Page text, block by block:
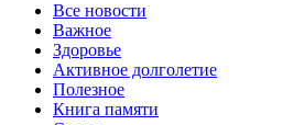
Все новости
Важное
Здоровье
Активное долголетие
Полезное
Книга памяти